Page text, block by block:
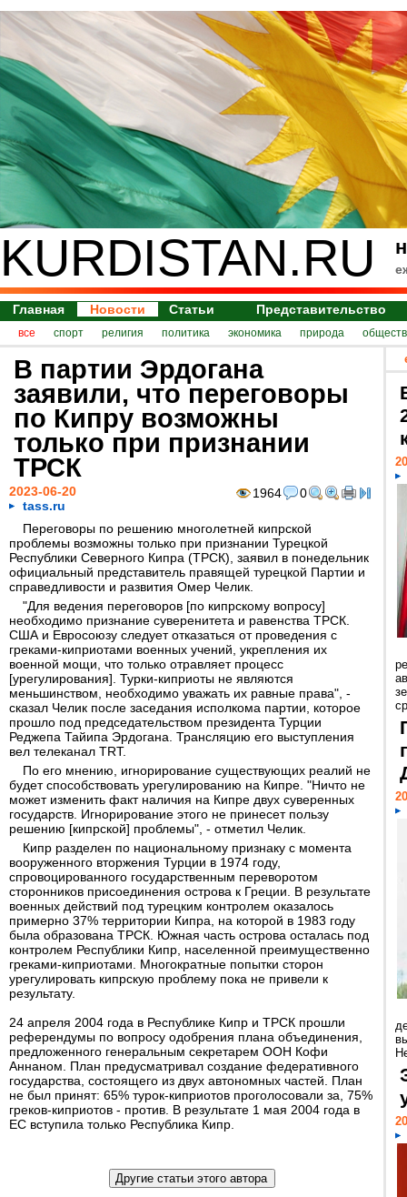
KURDISTAN.RU
Главная Новости Статьи Представительство
все спорт религия политика экономика природа
В партии Эрдогана
заявили, что переговоры
по Кипру возможны
только при признании
ТРСК
1964 0
2023-06-20
tass.ru
Переговоры по решению многолетней кипрской
проблемы возможны только при признании Турецкой
Республики Северного Кипра (ТРСК), заявил в понедельник
официальный представитель правящей турецкой Партии и
справедливости и развития Омер Челик.
"Для ведения переговоров [по кипрскому вопросу]
необходимо признание суверенитета и равенства ТРСК.
США и Евросоюзу следует отказаться от проведения с
греками-киприотами военных учений, укрепления их
военной мощи, что только отравляет процесс
[урегулирования]. Турки-киприоты не являются
меньшинством, необходимо уважать их равные права", -
сказал Челик после заседания исполкома партии, которое
прошло под председательством президента Турции
Реджепа Тайипа Эрдогана. Трансляцию его выступления
вел телеканал TRT.
По его мнению, игнорирование существующих реалий не
будет способствовать урегулированию на Кипре. "Ничто не
может изменить факт наличия на Кипре двух суверенных
государств. Игнорирование этого не принесет пользу
решению [кипрской] проблемы", - отметил Челик.
Кипр разделен по национальному признаку с момента
вооруженного вторжения Турции в 1974 году,
спровоцированного государственным переворотом
сторонников присоединения острова к Греции. В результате
военных действий под турецким контролем оказалось
примерно 37% территории Кипра, на которой в 1983 году
была образована ТРСК. Южная часть острова осталась под
контролем Республики Кипр, населенной преимущественно
греками-киприотами. Многократные попытки сторон
урегулировать кипрскую проблему пока не привели к
результату.
24 апреля 2004 года в Республике Кипр и ТРСК прошли
референдумы по вопросу одобрения плана объединения,
предложенного генеральным секретарем ООН Кофи
Аннаном. План предусматривал создание федеративного
государства, состоящего из двух автономных частей. План
не был принят: 65% турок-киприотов проголосовали за, 75%
греков-киприотов - против. В результате 1 мая 2004 года в
ЕС вступила только Республика Кипр.